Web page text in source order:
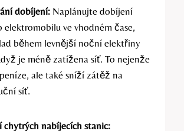
dobíjení: Naplánujte dobíjení
elektromobilu ve vhodném čase,
během levnější noční elektřiny
je méně zatížena síť. To nejenže
ale také sníží zátěž na
síť.
chytrých nabíjecích stanic: